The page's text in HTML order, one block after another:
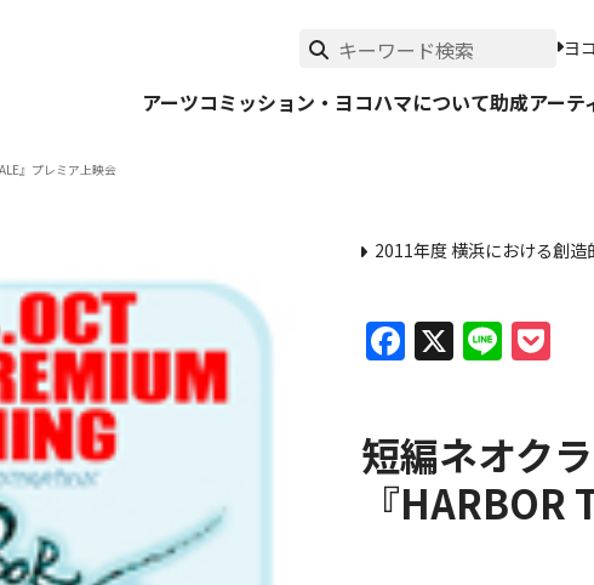
ヨ
アーツコミッション・ヨコハマについて助成アーテ
』プレミア上映会
2011年度 横浜における創
Facebook
X Line
短編ネオク
『